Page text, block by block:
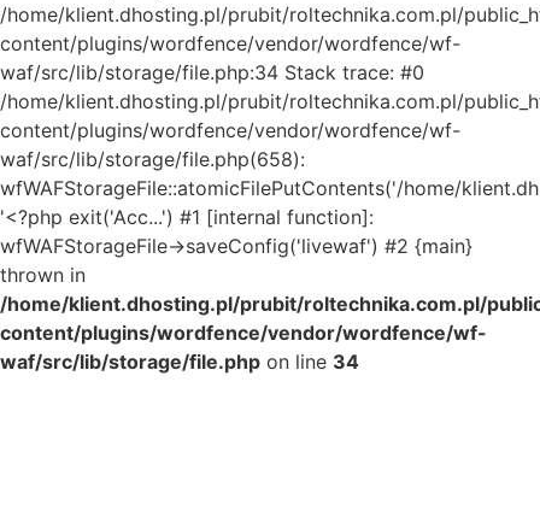
/home/klient.dhosting.pl/prubit/roltechnika.com.pl/
content/plugins/wordfence/vendor/wordfence/wf-
waf/src/lib/storage/file.php:34 Stack trace: #0
/home/klient.dhosting.pl/prubit/roltechnika.com.pl/
content/plugins/wordfence/vendor/wordfence/wf-
waf/src/lib/storage/file.php(658):
wfWAFStorageFile::atomicFilePutContents('/home/
'<?php exit('Acc...') #1 [internal function]:
wfWAFStorageFile->saveConfig('livewaf') #2 {main}
thrown in
/home/klient.dhosting.pl/prubit/roltechnika.com.pl/
content/plugins/wordfence/vendor/wordfence/wf-
waf/src/lib/storage/file.php on line 34